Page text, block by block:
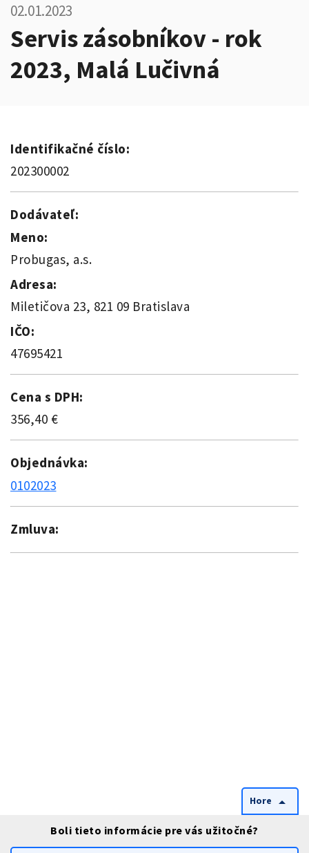
02.01.2023
Servis zásobníkov - rok
2023, Malá Lučivná
Identifikačné číslo:
202300002
Dodávateľ:
Meno:
Probugas, a.s.
Adresa:
Miletičova 23, 821 09 Bratislava
IČO:
47695421
Cena s DPH:
356,40 €
Objednávka:
0102023
Zmluva:
Hore arrow_drop_up
Boli tieto informácie pre vás užitočné?